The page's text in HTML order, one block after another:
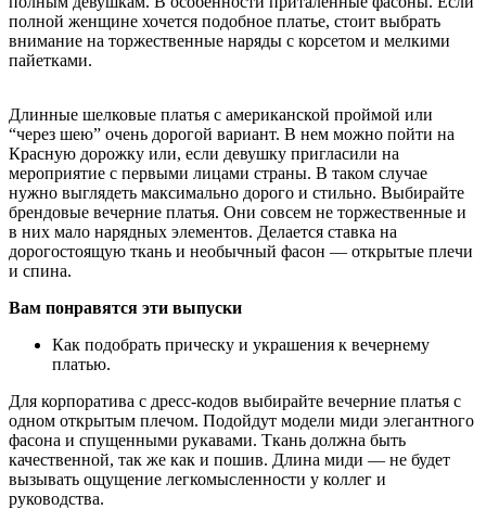
полной женщине хочется подобное платье, стоит выбрать
внимание на торжественные наряды с корсетом и мелкими
пайетками.
Длинные шелковые платья с американской проймой или
“через шею” очень дорогой вариант. В нем можно пойти на
Красную дорожку или, если девушку пригласили на
мероприятие с первыми лицами страны. В таком случае
нужно выглядеть максимально дорого и стильно. Выбирайте
брендовые вечерние платья. Они совсем не торжественные и
в них мало нарядных элементов. Делается ставка на
дорогостоящую ткань и необычный фасон — открытые плечи
и спина.
Вам понравятся эти выпуски
Как подобрать прическу и украшения к вечернему
платью.
Для корпоратива с дресс-кодов выбирайте вечерние платья с
одном открытым плечом. Подойдут модели миди элегантного
фасона и спущенными рукавами. Ткань должна быть
качественной, так же как и пошив. Длина миди — не будет
вызывать ощущение легкомысленности у коллег и
руководства.